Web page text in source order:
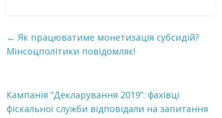
← Як працюватиме монетизація субсидій?
Мінсоцполітики повідомляє!
Кампанія “Декларування 2019”: фахівці
фіскальної служби відповідали на запитання